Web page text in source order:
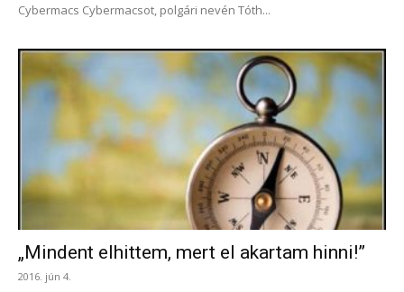
Cybermacs Cybermacsot, polgári nevén Tóth...
„Mindent elhittem, mert el akartam hinni!”
2016. jún 4.